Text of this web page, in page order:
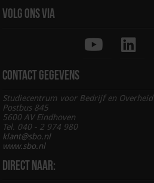
Volg ons via
Contact gegevens
Studiecentrum voor Bedrijf en Overheid
Postbus 845
5600 AV Eindhoven
Tel. 040 - 2 974 980
klant@sbo.nl
www.sbo.nl
Direct naar: